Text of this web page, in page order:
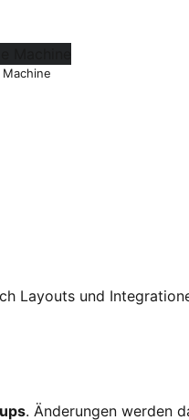
Layouts und
. Änderungen werden